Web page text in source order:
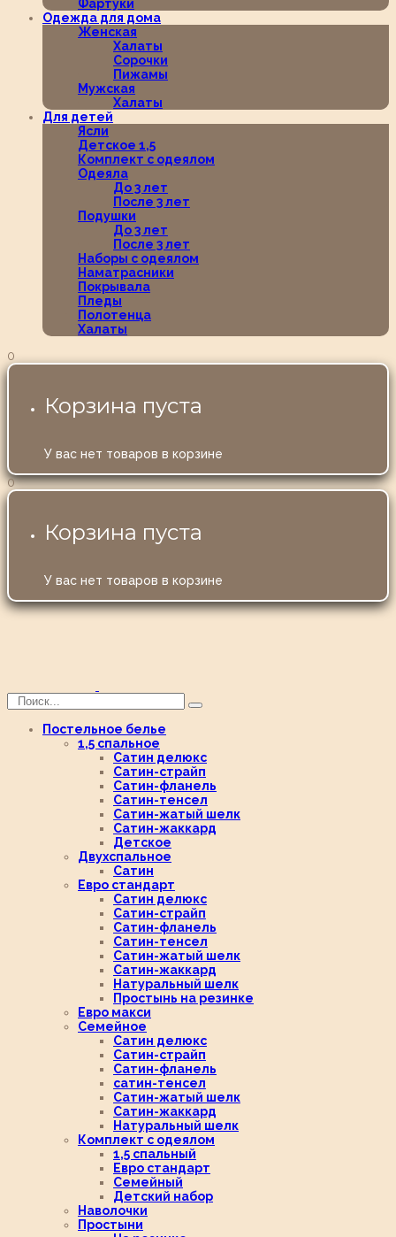
Фартуки
Одежда для дома
Женская
Халаты
Сорочки
Пижамы
Мужская
Халаты
Для детей
Ясли
Детское 1,5
Комплект с одеялом
Одеяла
До 3 лет
После 3 лет
Подушки
До 3 лет
После 3 лет
Наборы с одеялом
Наматрасники
Покрывала
Пледы
Полотенца
Халаты
0
Корзина пуста
У вас нет товаров в корзине
0
Корзина пуста
У вас нет товаров в корзине
Постельное белье
1,5 спальное
Сатин делюкс
Сатин-страйп
Сатин-фланель
Сатин-тенсел
Сатин-жатый шелк
Сатин-жаккард
Детское
Двухспальное
Сатин
Евро стандарт
Сатин делюкс
Сатин-страйп
Сатин-фланель
Сатин-тенсел
Сатин-жатый шелк
Сатин-жаккард
Натуральный шелк
Простынь на резинке
Евро макси
Семейное
Сатин делюкс
Сатин-страйп
Сатин-фланель
сатин-тенсел
Сатин-жатый шелк
Сатин-жаккард
Натуральный шелк
Комплект с одеялом
1,5 спальный
Евро стандарт
Семейный
Детский набор
Наволочки
Простыни